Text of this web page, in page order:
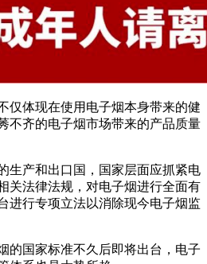
仅体现在使用电子烟本身带来的健
不齐的电子烟市场带来的产品质量
生产和出口国，国家层面应抓紧电
关法律法规，对电子烟进行全面有
进行专项立法以消除现今电子烟监
的国家标准不久后即将出台，电子